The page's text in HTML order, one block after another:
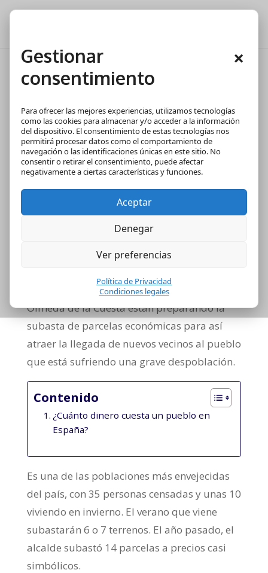
Gestionar
consentimiento
×
Para ofrecer las mejores experiencias, utilizamos tecnologías
como las cookies para almacenar y/o acceder a la información
del dispositivo. El consentimiento de estas tecnologías nos
permitirá procesar datos como el comportamiento de
navegación o las identificaciones únicas en este sitio. No
consentir o retirar el consentimiento, puede afectar
negativamente a ciertas características y funciones.
Aceptar
Denegar
Ver preferencias
Política de Privacidad
Condiciones legales
¿Cuánto dinero cuesta un
En un pequeño pueblo de Cuenca llamado
Olmeda de la Cuesta están preparando la
subasta de parcelas económicas para así
atraer la llegada de nuevos vecinos al pueblo
que está sufriendo una grave despoblación.
Contenido
¿Cuánto dinero cuesta un pueblo en
España?
Es una de las poblaciones más envejecidas
del país, con 35 personas censadas y unas 10
viviendo en invierno. El verano que viene
subastarán 6 o 7 terrenos. El año pasado, el
alcalde subastó 14 parcelas a precios casi
simbólicos.